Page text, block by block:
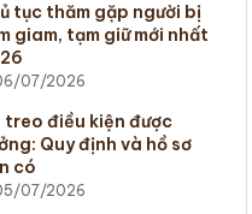
tục thăm gặp người bị
giam, tạm giữ mới nhất
07/2026
treo điều kiện được
Quy định và hồ sơ
có
07/2026